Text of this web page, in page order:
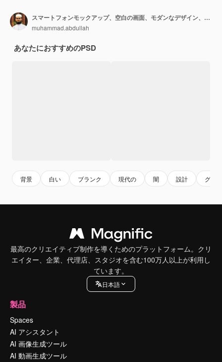
スマートフォンモックアップ、空白の画面、モダンなデザイン、テクノロジーデバイス
muhammad.abdullah
あなたにおすすめのPSD
背景 白い ブランク 現代の 闇 設計 グレー
最高のクリエイティブ制作を導くためのプラットフォーム。クリ
エイター、企業、代理店、スタジオを含む100万人以上が利用し
ています。
日本語
製品
Spaces
AI アシスタント
AI 画像生成ツール
AI 動画生成ツール